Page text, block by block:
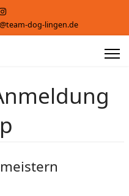
dog-lingen.de